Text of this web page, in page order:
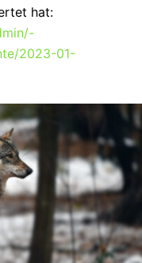
hat:
2023-01-